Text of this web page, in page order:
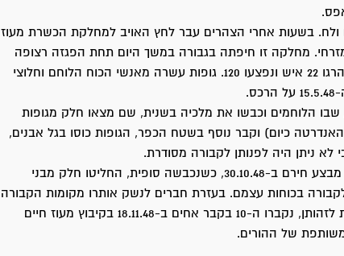
בשעות אחרי הצהרים עבר לחץ האויב למחלקת הכשרת מעוז
מחלקה זו חיפתה בגבורה במשך היום תחת הפגזה רצופה
וקשה, על נסיגת הגדוד. בקרב נהרגו 22 איש ונפצעו 120. גופות עשרה מאנשי הכוח הלוחם וחלוצי
שנים עשר יום ב-28.5.48, שבו הלוחמים וכבשו את מלכיה בשנית, שם מצאו חלק מגופות
כיום) וקבר נוסף בשטח הכפר, הגופות כוסו בגל אבנים,
לא ניתן היה לפנותן לקבורה מסודרת.
מלכיה ננטשה בשנית ורק אחרי מבצע חירם ב-30.10.48, כשנכבשה סופית, החליטו חלק מבני
בכוחות עצמם. בעזרת חברים לנשק אותרו מקומות הקבורה
אך בגלל מצב הגופות ואי היכולת לזהותן, נקברו ה-10 בקבר אחים ב-18.11.48 בקיבוץ מעוז חיים
של ההורים.